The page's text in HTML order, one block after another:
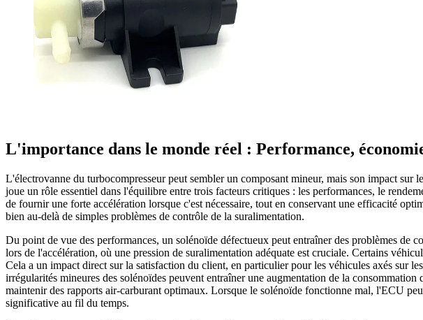
L'importance dans le monde réel : Performance,
L'électrovanne du turbocompresseur peut sembler un composant mineur, mais son impact
joue un rôle essentiel dans l'équilibre entre trois facteurs critiques : les performances, le
de fournir une forte accélération lorsque c'est nécessaire, tout en conservant une efficacité
bien au-delà de simples problèmes de contrôle de la suralimentation.
Du point de vue des performances, un solénoïde défectueux peut entraîner des problèmes de
lors de l'accélération, où une pression de suralimentation adéquate est cruciale. Certains
Cela a un impact direct sur la satisfaction du client, en particulier pour les véhicules axés sur
irrégularités mineures des solénoïdes peuvent entraîner une augmentation de la
maintenir des rapports air-carburant optimaux. Lorsque le solénoïde fonctionne mal, l'ECU
significative au fil du temps.